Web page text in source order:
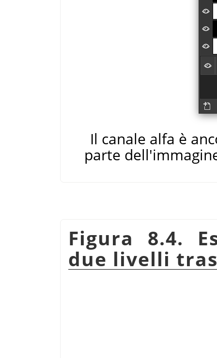
Il canale alfa è
parte
Figura 8.4.
due livelli